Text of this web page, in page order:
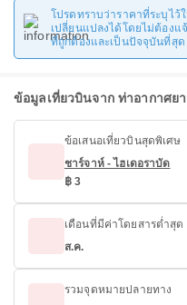
โปรดทราบว่าราคาที่ระบุไว้
เปลี่ยนแปลงได้โดยไม่ต้องแ
ที่ถูกต้องและเป็นปัจจุบันที่สุด
ข้อมูลเที่ยวบินจาก ท่าอากาศ
ข้อเสนอเที่ยวบินสุดพิเศษ
ชาร์จาห์ - ไฮเดอราบัด
฿ 3
เดือนที่มีค่าโดยสารต่ำสุด
ส.ค.
รวมจุดหมายปลายทาง